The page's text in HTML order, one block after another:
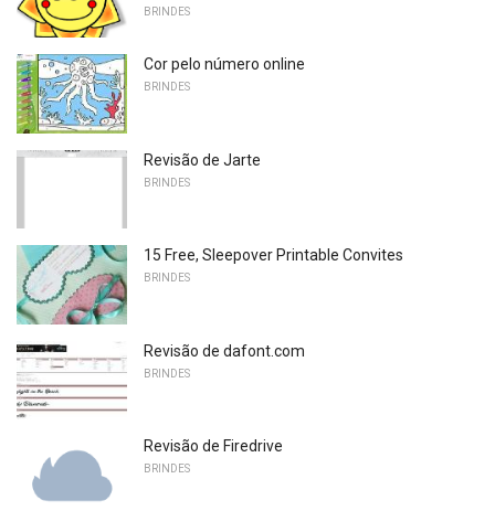
BRINDES
Cor pelo número online
BRINDES
Revisão de Jarte
BRINDES
15 Free, Sleepover Printable Convites
BRINDES
Revisão de dafont.com
BRINDES
Revisão de Firedrive
BRINDES